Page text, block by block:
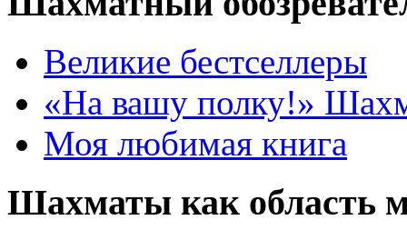
Великие бестселлеры
«На вашу полку!»
Моя любимая книга
Шахматы как область